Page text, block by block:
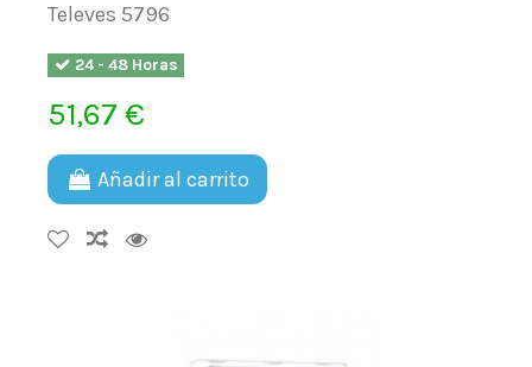
Televes 5796
24 - 48 Horas
51,67 €
Añadir al carrito